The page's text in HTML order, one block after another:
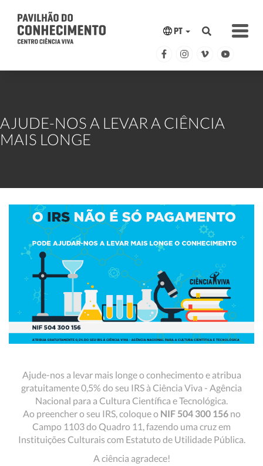
PT
AJUDE-NOS A LEVAR A CIÊNCIA
MAIS LONGE
Ajude-nos a levar mais longe o conhecimento e atribua
gratuitamente 0,5% do seu IRS à Ciência Viva - Agência
Nacional para a Cultura Científica e Tecnológica.
Ao preencher o seu IRS, coloque o NIF 504 300 156no
Campo 1103 do Quadro 11, fazendo uma cruz em
Instituições Culturais com Estatuto de Utilidade Pública.
A ciência agradece!